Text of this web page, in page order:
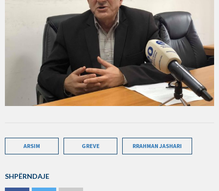
ARSIM GREVE RRAHMAN JASHARI
SHPËRNDAJE